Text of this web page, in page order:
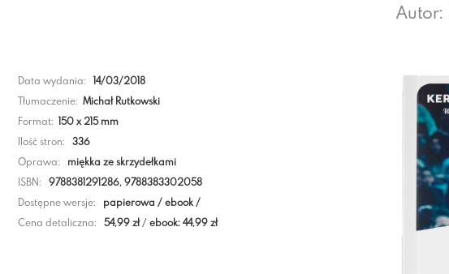
Autor:
Data wydania:
14/03/2018
Tłumaczenie: Michał Rutkowski
Format: 150 x 215 mm
Ilość stron:
336
Oprawa:
miękka ze skrzydełkami
ISBN:
9788381291286, 9788383302058
Dostępne wersje:
papierowa / ebook /
Cena detaliczna:
54,99 zł/ebook: 44,99 zł